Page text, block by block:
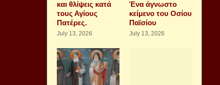
και θλίψεις κατά
τους Αγίους
Πατέρες.
July 13, 2026
Ένα άγνωστο
κείμενο του Οσίου
Παϊσίου
July 13, 2026